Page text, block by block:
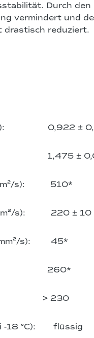
Durch den
vermindert und
drastisch reduziert.
cm³): 0,922 ±
1,475 ±
s): 510*
s): 220 ± 10
(mm²/s): 45*
260*
> 230
-18 °C): flüssig